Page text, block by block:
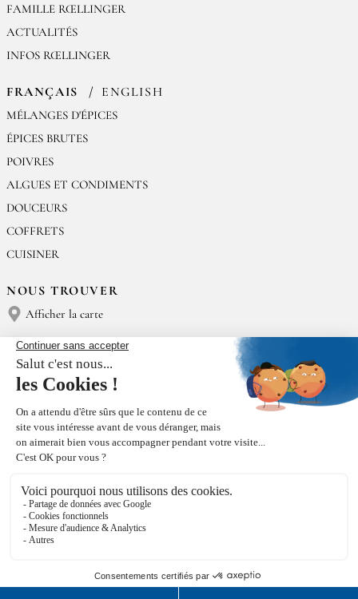
FAMILLE RŒLLINGER
ACTUALITÉS
INFOS RŒLLINGER
FRANÇAIS ENGLISH
MÉLANGES D'ÉPICES
ÉPICES BRUTES
POIVRES
ALGUES ET CONDIMENTS
DOUCEURS
COFFRETS
CUISINER
NOUS TROUVER
Afficher la carte
NOUS CONTACTER
Épices Rœllinger
Tél : (+33) 02 23 15 13 91
TRI DE NOS EMBALLAGES
FacebookInstagram